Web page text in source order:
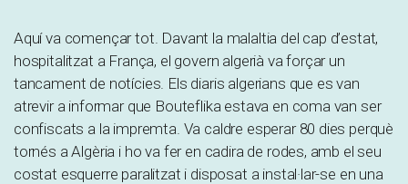
Aquí va començar tot. Davant la malaltia del cap d’estat,
hospitalitzat a França, el govern algerià va forçar un
tancament de notícies. Els diaris algerians que es van
atrevir a informar que Bouteflika estava en coma van ser
confiscats a la impremta. Va caldre esperar 80 dies perquè
tornés a Algèria i ho va fer en cadira de rodes, amb el seu
costat esquerre paralitzat i disposat a instal·lar-se en una